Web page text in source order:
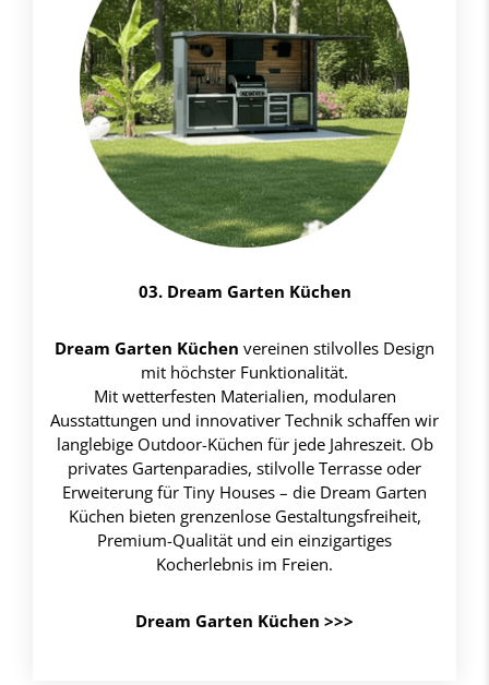
03. Dream Garten Küchen
Dream Garten Küchen vereinen stilvolles Design
mit höchster Funktionalität.
Mit wetterfesten Materialien, modularen
Ausstattungen und innovativer Technik schaffen wir
langlebige Outdoor-Küchen für jede Jahreszeit. Ob
privates Gartenparadies, stilvolle Terrasse oder
Erweiterung für Tiny Houses – die Dream Garten
Küchen bieten grenzenlose Gestaltungsfreiheit,
Premium-Qualität und ein einzigartiges
Kocherlebnis im Freien.
Dream Garten Küchen >>>